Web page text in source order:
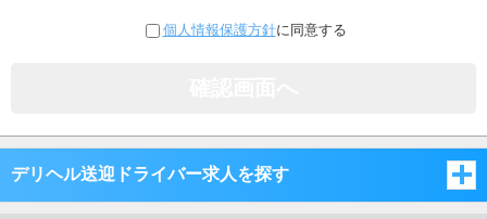
個人情報保護方針に同意する
デリヘル送迎ドライバー求人を探す